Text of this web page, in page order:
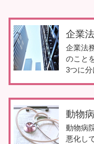
企業
企業法
のこと
3つに
動物
動物病
悪化し